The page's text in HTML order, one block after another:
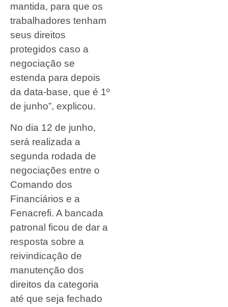
mantida, para que os
trabalhadores tenham
seus direitos
protegidos caso a
negociação se
estenda para depois
da data-base, que é 1º
de junho”, explicou.
No dia 12 de junho,
será realizada a
segunda rodada de
negociações entre o
Comando dos
Financiários e a
Fenacrefi. A bancada
patronal ficou de dar a
resposta sobre a
reivindicação de
manutenção dos
direitos da categoria
até que seja fechado